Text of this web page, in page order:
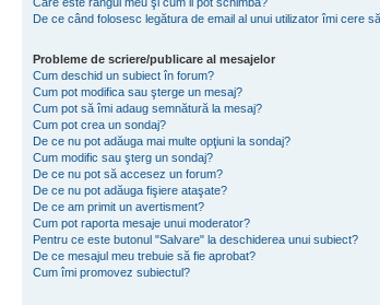
De ce când folosesc legătura de email al unui utilizator îmi cere
Probleme de scriere/publicare al mesajelor
Cum deschid un subiect în forum?
Cum pot modifica sau şterge un mesaj?
Cum pot să îmi adaug semnătură la mesaj?
Cum pot crea un sondaj?
De ce nu pot adăuga mai multe opţiuni la sondaj?
Cum modific sau şterg un sondaj?
De ce nu pot să accesez un forum?
De ce nu pot adăuga fişiere ataşate?
De ce am primit un avertisment?
Cum pot raporta mesaje unui moderator?
Pentru ce este butonul "Salvare" la deschiderea unui subiect?
De ce mesajul meu trebuie să fie aprobat?
Cum îmi promovez subiectul?